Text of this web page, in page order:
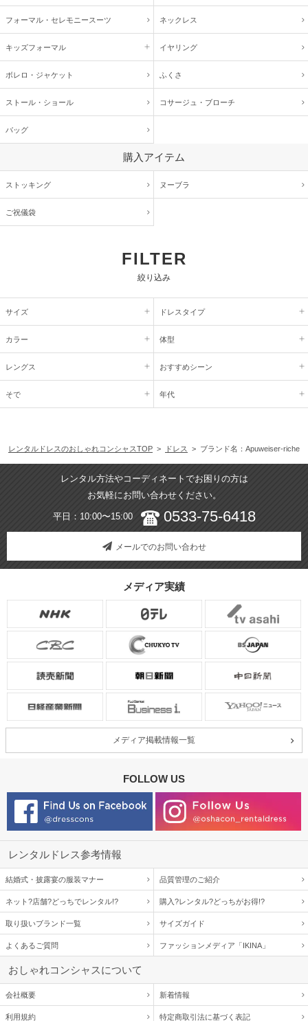
フォーマル・ セレモニースーツ ネックレス
キッズフォーマル イヤリング
ボレロ・ジャケット ふくさ
ストール・ショール コサージュ・ ブローチ
バッグ
購入アイテム
ストッキング ヌーブラ
ご祝儀袋
FILTER
絞り込み
サイズ ドレスタイプ
カラー 体型
レングス おすすめシーン
そで 年代
レンタルドレスのおしゃれコンシャスTOP > ドレス > ブランド名：Apuweiser-riche
レンタル方法やコーディネートでお困りの方は
お気軽にお問い合わせください。
平日：10:00〜15:00 0533-75-6418
メールでのお問い合わせ
メディア実績
メディア掲載情報一覧
FOLLOW US
レンタルドレス参考情報
結婚式・披露宴の服装マナー 品質管理のご紹介
ネット?店舗?どっちでレンタル!? 購入?レンタル?どっちがお得!?
取り扱いブランド一覧 サイズガイド
よくあるご質問 ファッションメディア「IKINA」
おしゃれコンシャスについて
会社概要 新着情報
利用規約 特定商取引法に基づく表記